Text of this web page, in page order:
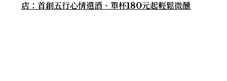
店：首創五行心情選酒、單杯180元起輕鬆微醺